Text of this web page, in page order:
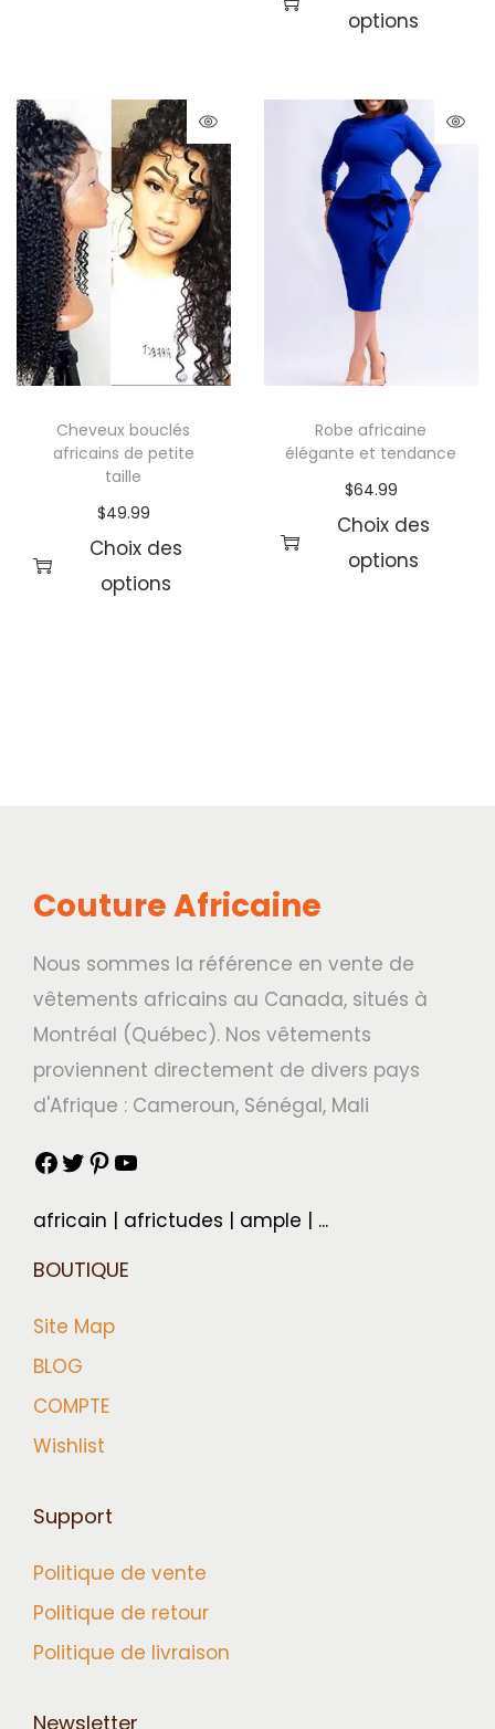
options
Cheveux bouclés
africains de petite
taille
$49.99
Choix des
options
Robe africaine
élégante et tendance
$64.99
Choix des
options
Couture Africaine
Nous sommes la référence en vente de
vêtements africains au Canada, situés à
Montréal (Québec). Nos vêtements
proviennent directement de divers pays
d'Afrique : Cameroun, Sénégal, Mali
africain | africtudes | ample | ...
BOUTIQUE
Site Map
BLOG
COMPTE
Wishlist
Support
Politique de vente
Politique de retour
Politique de livraison
Newsletter